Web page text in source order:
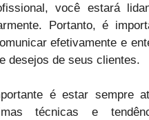
você estará
Portanto, é
efetivamente e
desejos de seus clientes.
é estar sempre
técnicas e